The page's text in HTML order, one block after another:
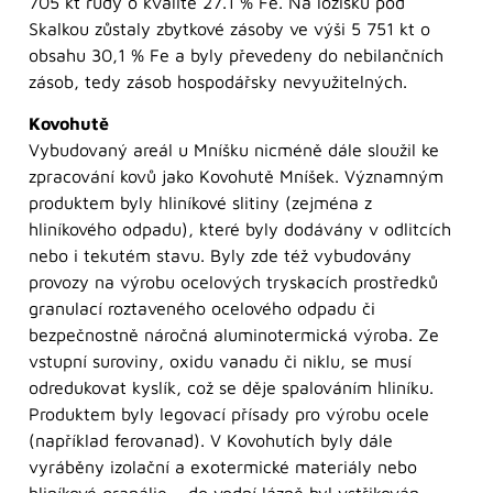
Skalkou zůstaly zbytkové zásoby ve výši 5 751 kt o
obsahu 30,1 % Fe a byly převedeny do nebilančních
zásob, tedy zásob hospodářsky nevyužitelných.
Kovohutě
Vybudovaný areál u Mníšku nicméně dále sloužil ke
zpracování kovů jako Kovohutě Mníšek. Významným
produktem byly hliníkové slitiny (zejména z
hliníkového odpadu), které byly dodávány v odlitcích
nebo i tekutém stavu. Byly zde též vybudovány
provozy na výrobu ocelových tryskacích prostředků
granulací roztaveného ocelového odpadu či
bezpečnostně náročná aluminotermická výroba. Ze
vstupní suroviny, oxidu vanadu či niklu, se musí
odredukovat kyslík, což se děje spalováním hliníku.
Produktem byly legovací přísady pro výrobu ocele
(například ferovanad). V Kovohutích byly dále
vyráběny izolační a exotermické materiály nebo